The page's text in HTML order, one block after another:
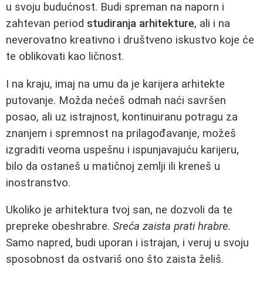
u svoju budućnost. Budi spreman na naporn i
zahtevan period studiranja arhitekture, ali i na
neverovatno kreativno i društveno iskustvo koje će
te oblikovati kao ličnost.
I na kraju, imaj na umu da je karijera arhitekte
putovanje. Možda nećeš odmah naći savršen
posao, ali uz istrajnost, kontinuiranu potragu za
znanjem i spremnost na prilagođavanje, možeš
izgraditi veoma uspešnu i ispunjavajuću karijeru,
bilo da ostaneš u matičnoj zemlji ili kreneš u
inostranstvo.
Ukoliko je arhitektura tvoj san, ne dozvoli da te
prepreke obeshrabre. Sreća zaista prati hrabre.
Samo napred, budi uporan i istrajan, i veruj u svoju
sposobnost da ostvariš ono što zaista želiš.